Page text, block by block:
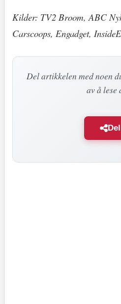
Kilder: TV2 Broom, ABC
Carscoops, Engadget,
Del artikkelen med noen
av å lese
Del